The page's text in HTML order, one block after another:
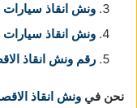
ونش انقاذ سيارات
ونش انقاذ سيارات
رقم ونش انقاذ
نحن في ونش انقاذ